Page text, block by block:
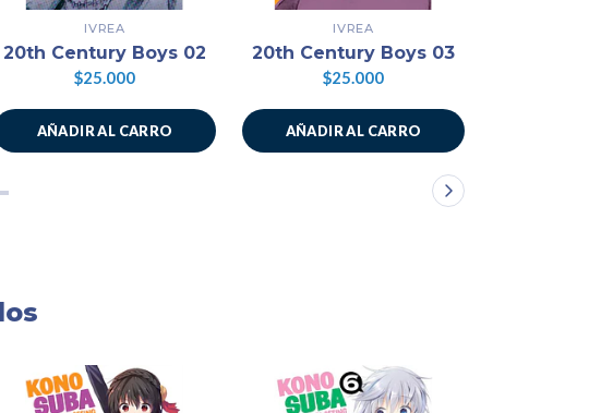
IVREA
20th Century Boys 02
$25.000
AÑADIR AL CARRO
IVREA
20th Century Boys 03
$25.000
AÑADIR AL CARRO